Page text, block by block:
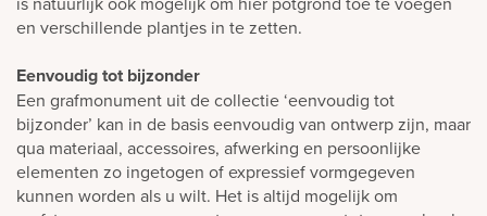
en verschillende plantjes in te zetten.
Eenvoudig tot bijzonder
Een grafmonument uit de collectie ‘eenvoudig tot
bijzonder’ kan in de basis eenvoudig van ontwerp zijn, maar
qua materiaal, accessoires, afwerking en persoonlijke
elementen zo ingetogen of expressief vormgegeven
kunnen worden als u wilt. Het is altijd mogelijk om